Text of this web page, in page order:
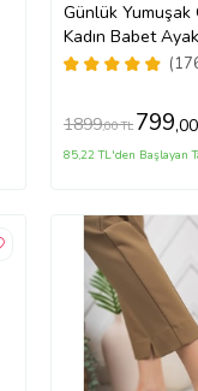
Günlük
Kadın Babet
(Beyaz)
1899,00 TL 799
85,22 TL'den Başlayan